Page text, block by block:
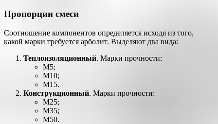
Пропорции смеси
Соотношение компонентов определяется исходя из того,
какой марки требуется арболит. Выделяют два вида:
Теплоизоляционный. Марки прочности:
М5;
М10;
М15.
Конструкционный. Марки прочности:
М25;
М35;
М50.